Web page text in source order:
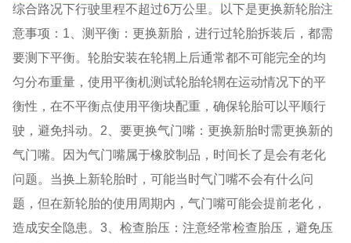
综合路况下行驶里程不超过6万公里。以下是更换新轮胎注
意事项：1、测平衡：更换新胎，进行过轮胎拆装后，都需
要测下平衡。轮胎安装在轮辋上后通常都不可能完全的均
匀分布重量，使用平衡机测试轮胎轮辋在运动情况下的平
衡性，在不平衡点使用平衡块配重，确保轮胎可以平顺行
驶，避免抖动。2、要更换气门嘴：更换新胎时需更换新的
气门嘴。因为气门嘴属于橡胶制品，时间长了是会有老化
问题。当换上新轮胎时，可能当时气门嘴不会有什么问
题，但在新轮胎的使用周期内，气门嘴可能会提前老化，
造成安全隐患。3、检查胎压：注意经常检查胎压，避免压